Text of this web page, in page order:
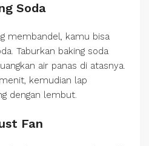
Soda
membandel, kamu bisa
Taburkan baking soda
air panas di atasnya.
kemudian lap
dengan lembut.
Fan